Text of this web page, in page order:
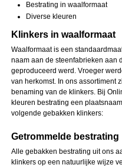
Bestrating in waalformaat
Diverse kleuren
Klinkers in waalformaat
Waalformaat is een
naam aan de steenfabrieken aan
geproduceerd werd. Vroeger
van herkomst. In ons assortiment
benaming van de klinkers. Bij
kleuren bestrating een
volgende gebakken klinkers:
Getrommelde bestrating
Alle gebakken bestrating uit ons
klinkers op een natuurlijke wijze